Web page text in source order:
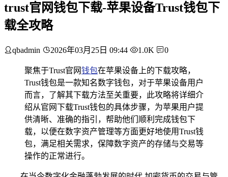
trust官网钱包下载-苹果设备Trust钱包下
载全攻略
qbadmin 2026年03月25日 09:44 1.0K 0
聚焦于Trust官网钱包在苹果设备上的下载攻略，
Trust钱包是一款知名数字钱包，对于苹果设备用户
而言，了解其下载方法至关重要，此攻略将详细介
绍从官网下载Trust钱包的具体步骤，为苹果用户提
供清晰、准确的指引，帮助他们顺利完成钱包下
载，以便在数字资产管理等方面更好地使用Trust钱
包，满足相关需求，保障数字资产的存储与交易等
操作的正常进行。